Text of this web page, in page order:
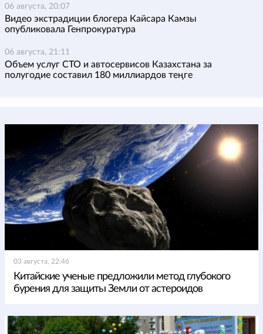
06 августа, 20:07
Видео экстрадиции блогера Кайсара Камзы
опубликовала Генпрокуратура
06 августа, 21:11
Объем услуг СТО и автосервисов Казахстана за
полугодие составил 180 миллиардов теңге
03 августа, 22:46
Китайские ученые предложили метод глубокого
бурения для защиты Земли от астероидов